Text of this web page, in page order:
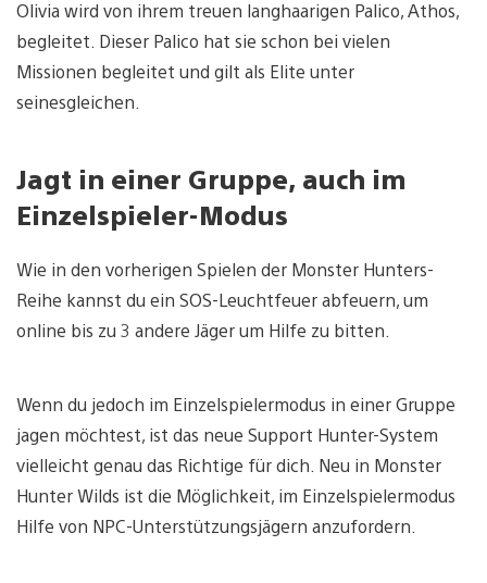
Olivia wird von ihrem treuen langhaarigen Palico, Athos,
begleitet. Dieser Palico hat sie schon bei vielen
Missionen begleitet und gilt als Elite unter
seinesgleichen.
Jagt in einer Gruppe, auch im
Einzelspieler-Modus
Wie in den vorherigen Spielen der Monster Hunters-
Reihe kannst du ein SOS-Leuchtfeuer abfeuern, um
online bis zu 3 andere Jäger um Hilfe zu bitten.
Wenn du jedoch im Einzelspielermodus in einer Gruppe
jagen möchtest, ist das neue Support Hunter-System
vielleicht genau das Richtige für dich. Neu in Monster
Hunter Wilds ist die Möglichkeit, im Einzelspielermodus
Hilfe von NPC-Unterstützungsjägern anzufordern.